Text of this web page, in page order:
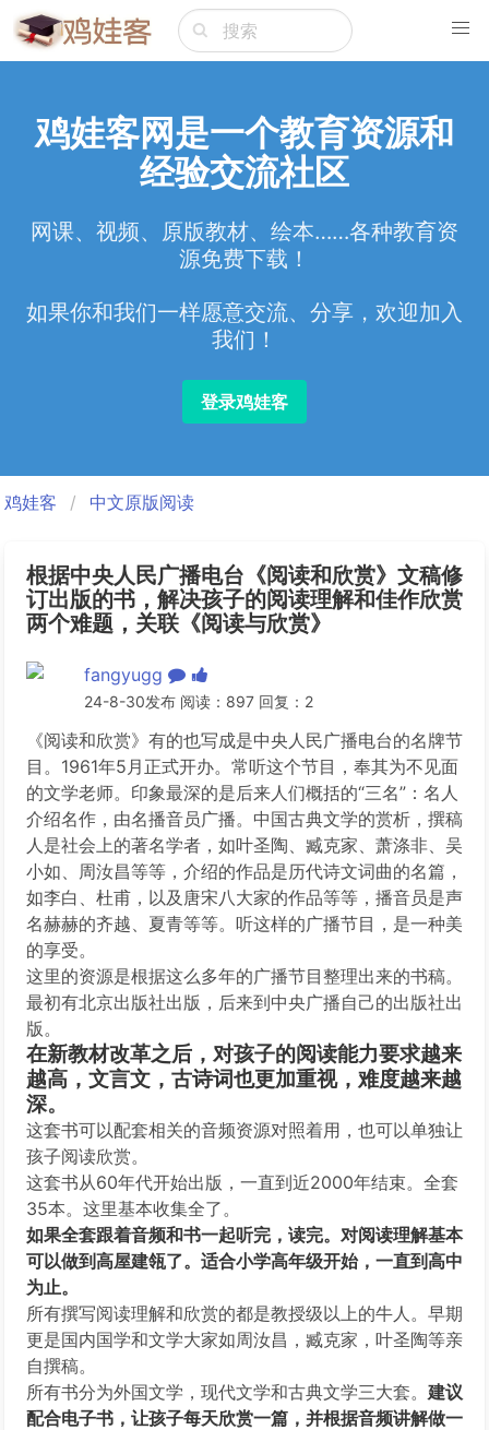
鸡娃客网是一个教育资源和
经验交流社区
网课、视频、原版教材、绘本……各种教育资
源免费下载！
如果你和我们一样愿意交流、分享，欢迎加入
我们！
登录鸡娃客
鸡娃客 中文原版阅读
根据中央人民广播电台《阅读和欣赏》文稿修
订出版的书，解决孩子的阅读理解和佳作欣赏
两个难题，关联《阅读与欣赏》
fangyugg
24-8-30发布 阅读：897 回复：2
《阅读和欣赏》有的也写成是中央人民广播电台的名牌节
目。1961年5月正式开办。常听这个节目，奉其为不见面
的文学老师。印象最深的是后来人们概括的“三名”：名人
介绍名作，由名播音员广播。中国古典文学的赏析，撰稿
人是社会上的著名学者，如叶圣陶、臧克家、萧涤非、吴
小如、周汝昌等等，介绍的作品是历代诗文词曲的名篇，
如李白、杜甫，以及唐宋八大家的作品等等，播音员是声
名赫赫的齐越、夏青等等。听这样的广播节目，是一种美
的享受。
这里的资源是根据这么多年的广播节目整理出来的书稿。
最初有北京出版社出版，后来到中央广播自己的出版社出
版。
在新教材改革之后，对孩子的阅读能力要求越来
越高，文言文，古诗词也更加重视，难度越来越
深。
这套书可以配套相关的音频资源对照着用，也可以单独让
孩子阅读欣赏。
这套书从60年代开始出版，一直到近2000年结束。全套
35本。这里基本收集全了。
如果全套跟着音频和书一起听完，读完。对阅读理解基本
可以做到高屋建瓴了。适合小学高年级开始，一直到高中
为止。
所有撰写阅读理解和欣赏的都是教授级以上的牛人。早期
更是国内国学和文学大家如周汝昌，臧克家，叶圣陶等亲
自撰稿。
所有书分为外国文学，现代文学和古典文学三大套。 建议
配合电子书，让孩子每天欣赏一篇，并根据音频讲解做一